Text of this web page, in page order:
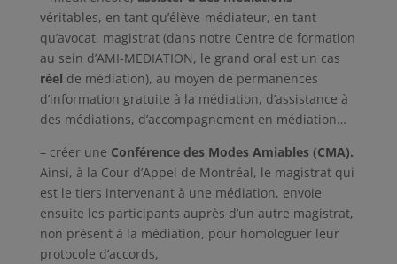
véritables, en tant qu’élève-médiateur, en tant
qu’avocat, magistrat (dans notre Centre de formation
au sein d’AMI-MEDIATION, le grand oral est un cas
réel de médiation), au moyen de permanences
d’information gratuite à la médiation, d’assistance à
des médiations, d’accompagnement en médiation…
– créer une Conférence des Modes Amiables (CMA).
Ainsi, à la Cour d’Appel de Montréal, le magistrat qui
est le tiers intervenant à une médiation, envoie
ensuite les participants auprès d’un autre magistrat,
non présent à la médiation, pour homologuer leur
protocole d’accords,